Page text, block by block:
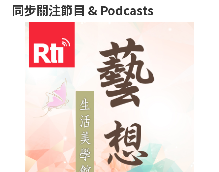
同步關注節目 & Podcasts